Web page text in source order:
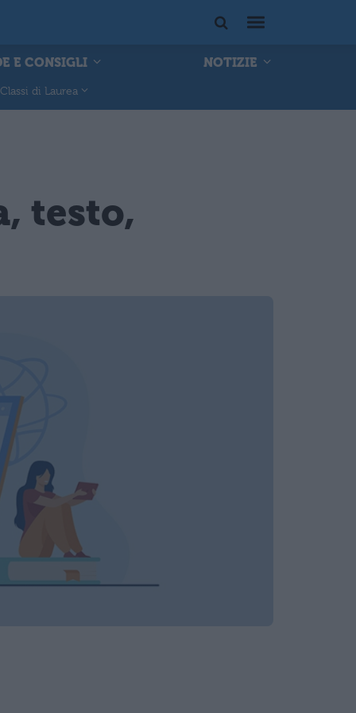
E CONSIGLI NOTIZIE
Classi di Laurea
testo,